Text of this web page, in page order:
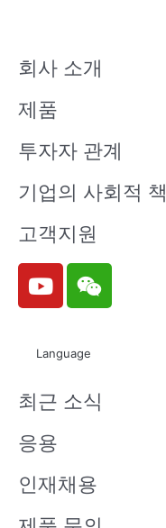
회사 소개
제품
투자자 관계
기업의 사회적
고객지원
Y
o
u
e
W
e
i
n
Language
최근 소식
응용
인재채용